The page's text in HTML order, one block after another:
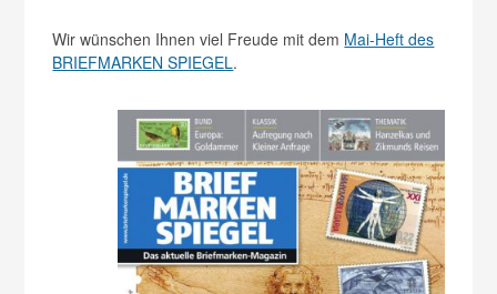
Wir wünschen Ihnen viel Freude mit dem Mai-Heft des
BRIEFMARKEN SPIEGEL.